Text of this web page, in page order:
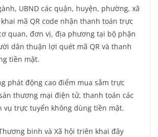
UBND các quận, huyện, phường, xã
mã QR code nhận thanh toán trực
quan, đơn vị, địa phương tại bộ phận
dân thuận lợi quét mã QR và thanh
tiền mặt.
phát động cao điểm mua sắm trực
thương mại điện tử, thanh toán các
vụ trực tuyển không dùng tiền mặt.
binh và Xã hội triên khai đây